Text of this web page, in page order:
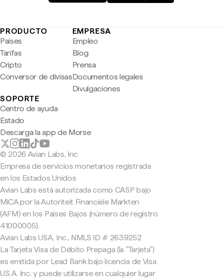
PRODUCTO
Países
Tarifas
Cripto
Conversor de divisas
EMPRESA
Empleo
Blog
Prensa
Documentos legales
Divulgaciones
SOPORTE
Centro de ayuda
Estado
Descarga la app de Morse
© 2026 Avian Labs, Inc
Empresa de servicios monetarios registrada
en los Estados Unidos
Avian Labs está autorizada como CASP bajo
MiCA por la Autoriteit Financiële Markten
(AFM) en los Países Bajos (número de registro
41000005).
Avian Labs USA, Inc., NMLS ID # 2639252
La Tarjeta Visa de Débito Prepaga (la "Tarjeta")
es emitida por Lead Bank bajo licencia de Visa
U.S.A. Inc. y puede utilizarse en cualquier lugar